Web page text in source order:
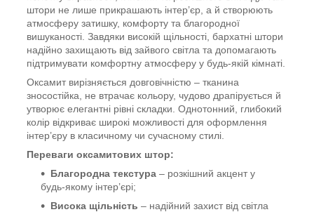
штори не лише прикрашають інтер’єр, а й створюють
атмосферу затишку, комфорту та благородної
вишуканості. Завдяки високій щільності, бархатні штори
надійно захищають від зайвого світла та допомагають
підтримувати комфортну атмосферу у будь-якій кімнаті.
Оксамит вирізняється довговічністю – тканина
зносостійка, не втрачає кольору, чудово драпірується й
утворює елегантні рівні складки. Однотонний, глибокий
колір відкриває широкі можливості для оформлення
інтер’єру в класичному чи сучасному стилі.
Переваги оксамитових штор:
Благородна текстура – розкішний акцент у
будь-якому інтер’єрі;
Висока щільність – надійний захист від світла